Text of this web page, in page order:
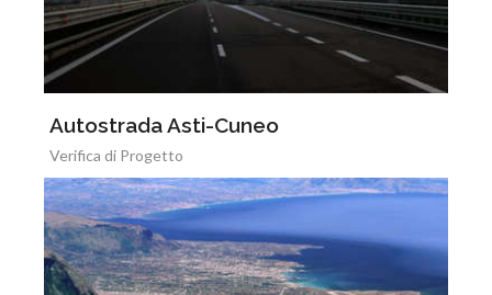
Autostrada Asti-Cuneo
Verifica di Progetto